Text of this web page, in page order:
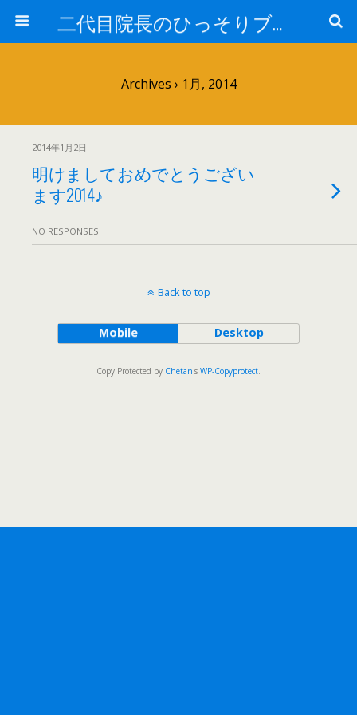
二代目院長のひっそりブログ
Archives › 1月, 2014
2014年1月2日
明けましておめでとうござい
ます2014♪
NO RESPONSES
Back to top
Mobile Desktop
Copy Protected by Chetan's WP-Copyprotect.